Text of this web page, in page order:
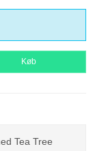
Køb
Tea Tree